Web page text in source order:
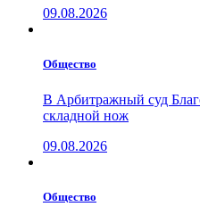
09.08.2026
Общество
В Арбитражный суд
складной нож
09.08.2026
Общество